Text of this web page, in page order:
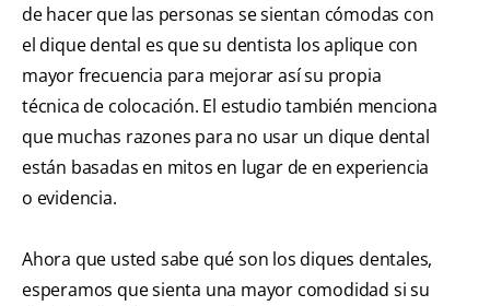
de hacer que las personas se sientan cómodas con
el dique dental es que su dentista los aplique con
mayor frecuencia para mejorar así su propia
técnica de colocación. El estudio también menciona
que muchas razones para no usar un dique dental
están basadas en mitos en lugar de en experiencia
o evidencia.
Ahora que usted sabe qué son los diques dentales,
esperamos que sienta una mayor comodidad si su